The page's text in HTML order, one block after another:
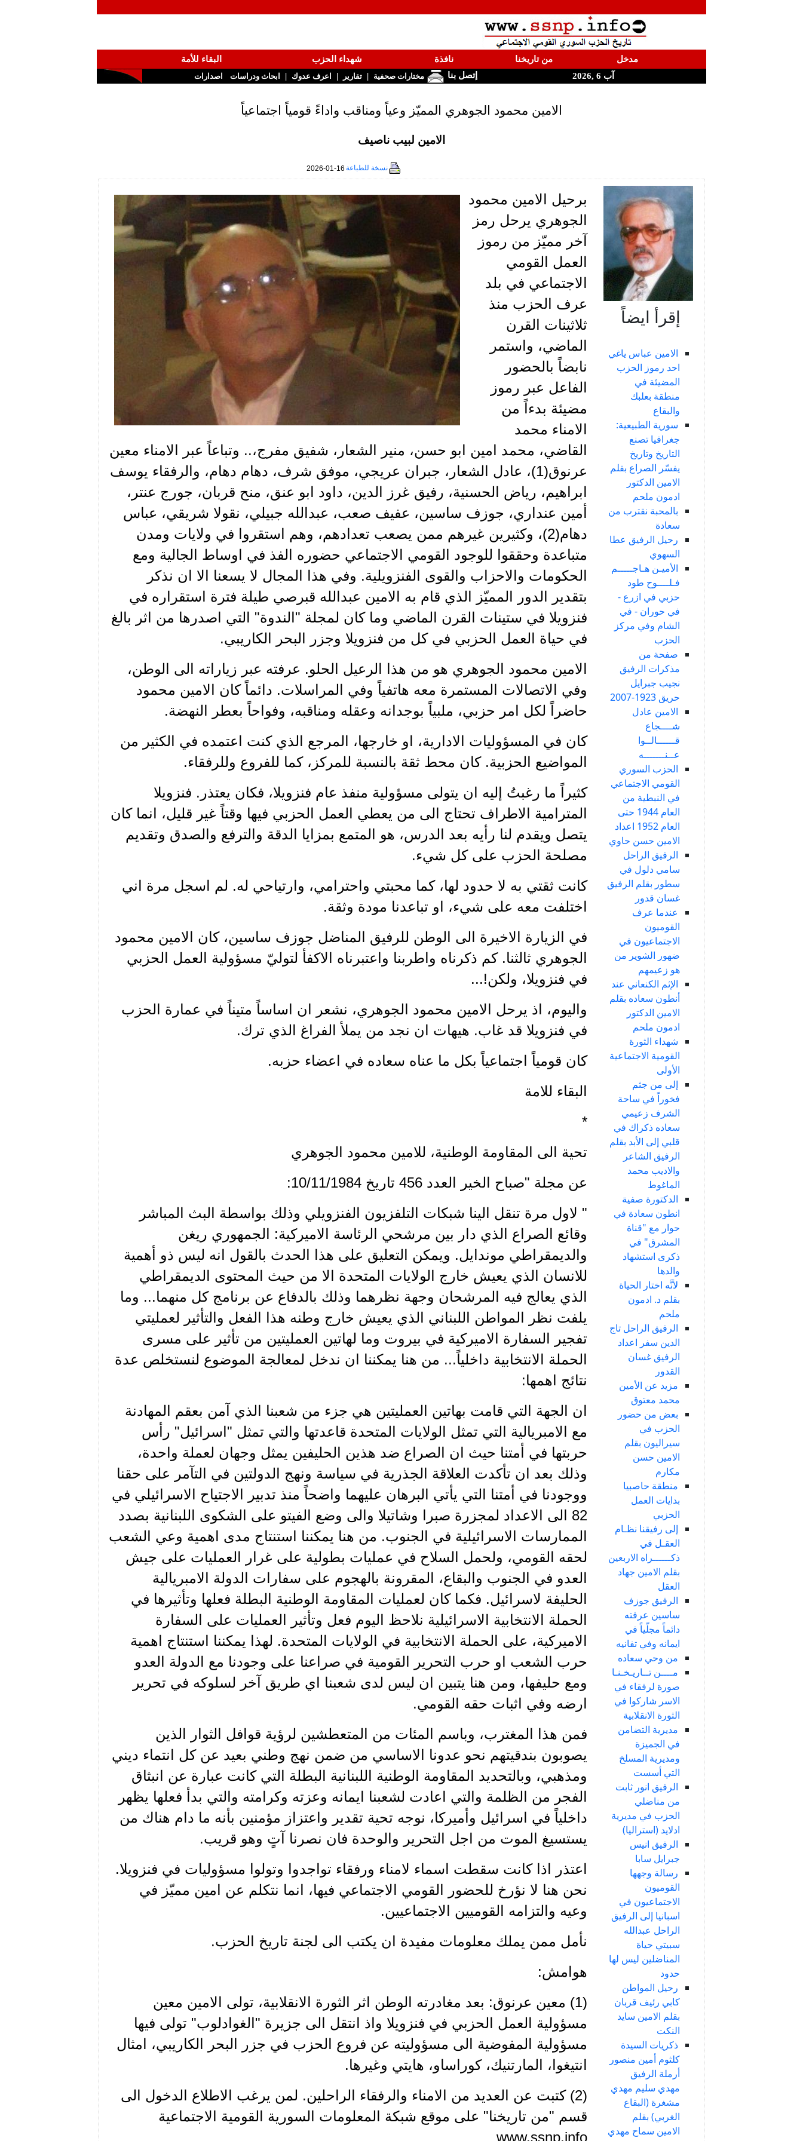
مدخل من تاريخنا نافذة شهداء الحزب
البقاء للأمة
آب 6 ,2026
إتصل بنا مختارات صحفية | تقارير | اعرف عدوك | ابحاث ودراسات اصدارات
الامين محمود الجوهري المميّز وعياً ومناقب واداءً قومياً اجتماعياً
الامين لبيب ناصيف
نسخة للطباعة 2026-01-16
إقرأ ايضاً
الامين عباس ياغي
احد رموز الحزب
المضيئة في
منطقة بعلبك
والبقاع
سورية الطبيعية:
جغرافيا تصنع
التاريخ وتاريخ
يفسّر الصراع بقلم
الامين الدكتور
ادمون ملحم
بالمحبة نقترب من
سعادة
رحيل الرفيق عطا
السهوي
الأميـن هـاجـــــم
فـلــــوح طود
حزبي في ازرع -
في حوران - في
الشام وفي مركز
الحزب
صفحة من
مذكرات الرفيق
نجيب جبرايل
حريق 1923-2007
الامين عادل
شــــجاع
قــــــالــوا
عــنـــــــه
الحزب السوري
القومي الاجتماعي
في النبطية من
العام 1944 حتى
العام 1952 اعداد
الامين حسن حاوي
الرفيق الراحل
سامي دلول في
سطور بقلم الرفيق
غسان قدور
عندما عرف
القوميون
الاجتماعيون في
ضهور الشوير من
هو زعيمهم
الإثم الكنعاني عند
أنطون سعاده بقلم
الامين الدكتور
ادمون ملحم
شهداء الثورة
القومية الاجتماعية
الأولى
إلى من جثم
فخوراً في ساحة
الشرف زعيمي
سعاده ذكراك في
قلبي إلى الأبد بقلم
الرفيق الشاعر
والاديب محمد
الماغوط
الدكتورة صفية
انطون سعادة في
حوار مع "قناة
المشرق" في
ذكرى استشهاد
والدها
لأنَّه اختار الحياة
بقلم د. ادمون
ملحم
الرفيق الراحل تاج
الدين سفر اعداد
الرفيق غسان
القدور
مزيد عن الأمين
محمد معتوق
بعض من حضور
الحزب في
سيراليون بقلم
الامين حسن
مكارم
منطقة حاصبيا
بدايات العمل
الحزبي
إلى رفيقنا نظـام
العقـل في
ذكــــــراه الاربعين
بقلم الامين جهاد
العقل
الرفيق جوزف
ساسين عرفته
دائماً مجلّياً في
ايمانه وفي تفانيه
من وحي سعاده
مــــن تــاريـخـنـا
صورة لرفقاء في
الاسر شاركوا في
الثورة الانقلابية
مديرية التضامن
في الجميزة
ومديرية المسلخ
التي أسست
الرفيق انور ثابت
من مناضلي
الحزب في مديرية
ادلايد (استراليا)
الرفيق انيس
جبرايل سابا
رسالة وجهها
القوميون
الاجتماعيون في
اسبانيا إلى الرفيق
الراحل عبدالله
سبيتي حياة
المناضلين ليس لها
حدود
رحيل المواطن
كابي رئيف قربان
بقلم الامين سايد
النكت
ذكريات السيدة
كلثوم أمين منصور
أرملة الرفيق
مهدي سليم مهدي
مشغرة (البقاع
الغربي) بقلم
الامين سماح مهدي
برحيل الامين محمود
الجوهري يرحل رمز
آخر مميّز من رموز
العمل القومي
الاجتماعي في بلد
عرف الحزب منذ
ثلاثينات القرن
الماضي، واستمر
نابضاً بالحضور
الفاعل عبر رموز
مضيئة بدءاً من
الامناء محمد
القاضي، محمد امين ابو حسن، منير الشعار، شفيق مفرج،.. وتباعاً عبر الامناء معين
عرنوق(1)، عادل الشعار، جبران عريجي، موفق شرف، دهام دهام، والرفقاء يوسف
ابراهيم، رياض الحسنية، رفيق غرز الدين، داود ابو عنق، منح قربان، جورج عنتر،
أمين عنداري، جوزف ساسين، عفيف صعب، عبدالله جبيلي، نقولا شريقي، عباس
دهام(2)، وكثيرين غيرهم ممن يصعب تعدادهم، وهم استقروا في ولايات ومدن
متباعدة وحققوا للوجود القومي الاجتماعي حضوره الفذ في اوساط الجالية ومع
الحكومات والاحزاب والقوى الفنزويلية. وفي هذا المجال لا يسعنا الا ان نذكر
بتقدير الدور المميّز الذي قام به الامين عبدالله قبرصي طيلة فترة استقراره في
فنزويلا في ستينات القرن الماضي وما كان لمجلة "الندوة" التي اصدرها من اثر بالغ
في حياة العمل الحزبي في كل من فنزويلا وجزر البحر الكاريبي.
الامين محمود الجوهري هو من هذا الرعيل الحلو. عرفته عبر زياراته الى الوطن،
وفي الاتصالات المستمرة معه هاتفياً وفي المراسلات. دائماً كان الامين محمود
حاضراً لكل امر حزبي، ملبياً بوجدانه وعقله ومناقبه، وفواحاً بعطر النهضة.
كان في المسؤوليات الادارية، او خارجها، المرجع الذي كنت اعتمده في الكثير من
المواضيع الحزبية. كان محط ثقة بالنسبة للمركز، كما للفروع وللرفقاء.
كثيراً ما رغبتُ إليه ان يتولى مسؤولية منفذ عام فنزويلا، فكان يعتذر. فنزويلا
المترامية الاطراف تحتاج الى من يعطي العمل الحزبي فيها وقتاً غير قليل، انما كان
يتصل ويقدم لنا رأيه بعد الدرس، هو المتمع بمزايا الدقة والترفع والصدق وتقديم
مصلحة الحزب على كل شيء.
كانت ثقتي به لا حدود لها، كما محبتي واحترامي، وارتياحي له. لم اسجل مرة اني
اختلفت معه على شيء، او تباعدنا مودة وثقة.
في الزيارة الاخيرة الى الوطن للرفيق المناضل جوزف ساسين، كان الامين محمود
الجوهري ثالثنا. كم ذكرناه واطربنا واعتبرناه الاكفأ لتوليّ مسؤولية العمل الحزبي
في فنزويلا، ولكن!...
واليوم، اذ يرحل الامين محمود الجوهري، نشعر ان اساساً متيناً في عمارة الحزب
في فنزويلا قد غاب. هيهات ان نجد من يملأ الفراغ الذي ترك.
كان قومياً اجتماعياً بكل ما عناه سعاده في اعضاء حزبه.
البقاء للامة
*
تحية الى المقاومة الوطنية، للامين محمود الجوهري
عن مجلة "صباح الخير العدد 456 تاريخ 10/11/1984:
" لاول مرة تنقل الينا شبكات التلفزيون الفنزويلي وذلك بواسطة البث المباشر
وقائع الصراع الذي دار بين مرشحي الرئاسة الاميركية: الجمهوري ريغن
والديمقراطي موندايل. ويمكن التعليق على هذا الحدث بالقول انه ليس ذو أهمية
للانسان الذي يعيش خارج الولايات المتحدة الا من حيث المحتوى الديمقراطي
الذي يعالج فيه المرشحان وجهة نظرهما وذلك بالدفاع عن برنامج كل منهما... وما
يلفت نظر المواطن اللبناني الذي يعيش خارج وطنه هذا الفعل والتأثير لعمليتي
تفجير السفارة الاميركية في بيروت وما لهاتين العمليتين من تأثير على مسرى
الحملة الانتخابية داخلياً... من هنا يمكننا ان ندخل لمعالجة الموضوع لنستخلص عدة
نتائج اهمها:
ان الجهة التي قامت بهاتين العمليتين هي جزء من شعبنا الذي آمن بعقم المهادنة
مع الامبريالية التي تمثل الولايات المتحدة قاعدتها والتي تمثل "اسرائيل" رأس
حربتها في أمتنا حيث ان الصراع ضد هذين الحليفين يمثل وجهان لعملة واحدة،
وذلك بعد ان تأكدت العلاقة الجذرية في سياسة ونهج الدولتين في التآمر على حقنا
ووجودنا في أمتنا التي يأتي البرهان عليهما واضحاً منذ تدبير الاجتياح الاسرائيلي في
82 الى الاعداد لمجزرة صبرا وشاتيلا والى وضع الفيتو على الشكوى اللبنانية بصدد
الممارسات الاسرائيلية في الجنوب. من هنا يمكننا استنتاج مدى اهمية وعي الشعب
لحقه القومي، ولحمل السلاح في عمليات بطولية على غرار العمليات على جيش
العدو في الجنوب والبقاع، المقرونة بالهجوم على سفارات الدولة الامبريالية
الحليفة لاسرائيل. فكما كان لعمليات المقاومة الوطنية البطلة فعلها وتأثيرها في
الحملة الانتخابية الاسرائيلية نلاحظ اليوم فعل وتأثير العمليات على السفارة
الاميركية، على الحملة الانتخابية في الولايات المتحدة. لهذا يمكننا استنتاج اهمية
حرب الشعب او حرب التحرير القومية في صراعنا على وجودنا مع الدولة العدو
ومع حليفها، ومن هنا يتبين ان ليس لدى شعبنا اي طريق آخر لسلوكه في تحرير
ارضه وفي اثبات حقه القومي.
فمن هذا المغترب، وباسم المئات من المتعطشين لرؤية قوافل الثوار الذين
يصوبون بندقيتهم نحو عدونا الاساسي من ضمن نهج وطني بعيد عن كل انتماء ديني
ومذهبي، وبالتحديد المقاومة الوطنية اللبنانية البطلة التي كانت عبارة عن انبثاق
الفجر من الظلمة والتي اعادت لشعبنا ايمانه وعزته وكرامته والتي بدأ فعلها يظهر
داخلياً في اسرائيل وأميركا، نوجه تحية تقدير واعتزاز مؤمنين بأنه ما دام هناك من
يستسيغ الموت من اجل التحرير والوحدة فان نصرنا آتٍ وهو قريب.
اعتذر اذا كانت سقطت اسماء لامناء ورفقاء تواجدوا وتولوا مسؤوليات في فنزويلا.
نحن هنا لا نؤرخ للحضور القومي الاجتماعي فيها، انما نتكلم عن امين مميّز في
وعيه والتزامه القوميين الاجتماعيين.
نأمل ممن يملك معلومات مفيدة ان يكتب الى لجنة تاريخ الحزب.
هوامش:
(1) معين عرنوق: بعد مغادرته الوطن اثر الثورة الانقلابية، تولى الامين معين
مسؤولية العمل الحزبي في فنزويلا واذ انتقل الى جزيرة "الغوادلوب" تولى فيها
مسؤولية المفوضية الى مسؤوليته عن فروع الحزب في جزر البحر الكاريبي، امثال
انتيغوا، المارتنيك، كوراساو، هايتي وغيرها.
(2) كتبت عن العديد من الامناء والرفقاء الراحلين. لمن يرغب الاطلاع الدخول الى
قسم "من تاريخنا" على موقع شبكة المعلومات السورية القومية الاجتماعية
www.ssnp.info